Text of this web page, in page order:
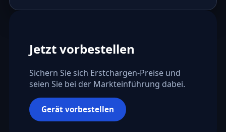
Jetzt vorbestellen
Sichern Sie sich Erstchargen-Preise und
seien Sie bei der Markteinführung dabei.
Gerät vorbestellen